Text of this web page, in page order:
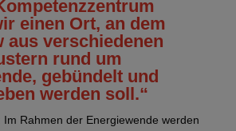
einen Ort, an dem
aus verschiedenen
rund um
gebündelt und
werden soll.“
Im Rahmen der Energiewende werden